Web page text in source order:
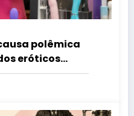
polêmica
eróticos
sexual